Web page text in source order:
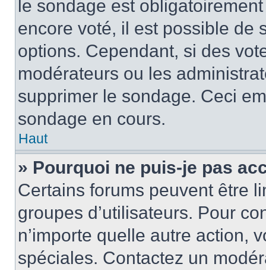
le sondage est
encore voté, il est possible de
options. Cependant, si des
modérateurs ou les
supprimer le sondage. Ceci
sondage en cours.
Haut
» Pourquoi ne puis-je pas
Certains forums peuvent être
groupes d’utilisateurs. Pour
n’importe quelle autre action,
spéciales. Contactez un